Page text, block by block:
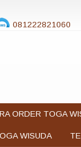
081222821060
ORDER TOGA
WISUDA